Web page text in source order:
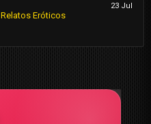
Relatos Eróticos